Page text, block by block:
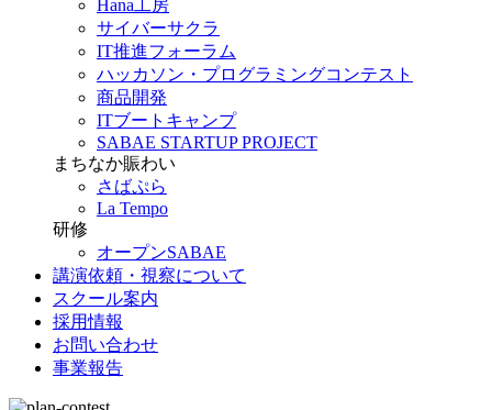
Hana工房
サイバーサクラ
IT推進フォーラム
ハッカソン・プログラミングコンテスト
商品開発
ITブートキャンプ
SABAE STARTUP PROJECT
まちなか賑わい
さばぷら
La Tempo
研修
オープンSABAE
講演依頼・視察について
スクール案内
採用情報
お問い合わせ
事業報告